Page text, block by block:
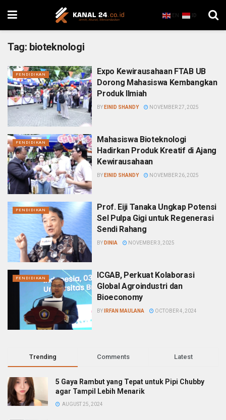
EN ID
Tag: bioteknologi
PENDIDIKAN
Expo Kewirausahaan FTAB UB
Dorong Mahasiswa Kembangkan
Produk Ilmiah
BY EINID SHANDY NOVEMBER 27, 2025
PENDIDIKAN
Mahasiswa Bioteknologi
Hadirkan Produk Kreatif di Ajang
Kewirausahaan
BY EINID SHANDY NOVEMBER 26, 2025
PENDIDIKAN
Prof. Eiji Tanaka Ungkap Potensi
Sel Pulpa Gigi untuk Regenerasi
Sendi Rahang
BY DINIA NOVEMBER 3, 2025
PENDIDIKAN
ICGAB, Perkuat Kolaborasi
Global Agroindustri dan
Bioeconomy
BY IRFAN MAULANA OCTOBER 4, 2024
Trending Comments Latest
5 Gaya Rambut yang Tepat untuk Pipi Chubby
agar Tampil Lebih Menarik
AUGUST 25, 2024